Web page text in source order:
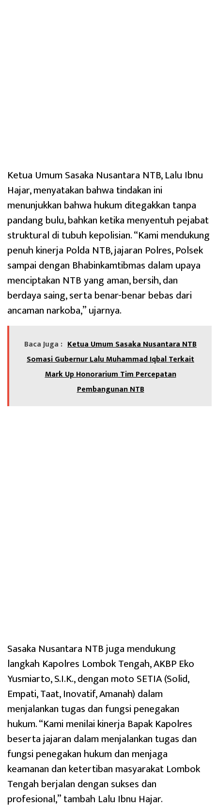
Ketua Umum Sasaka Nusantara NTB, Lalu Ibnu
Hajar, menyatakan bahwa tindakan ini
menunjukkan bahwa hukum ditegakkan tanpa
pandang bulu, bahkan ketika menyentuh pejabat
struktural di tubuh kepolisian. “Kami mendukung
penuh kinerja Polda NTB, jajaran Polres, Polsek
sampai dengan Bhabinkamtibmas dalam upaya
menciptakan NTB yang aman, bersih, dan
berdaya saing, serta benar-benar bebas dari
ancaman narkoba,” ujarnya.
Baca Juga : Ketua Umum Sasaka Nusantara NTB
Somasi Gubernur Lalu Muhammad Iqbal Terkait
Mark Up Honorarium Tim Percepatan
Pembangunan NTB
Sasaka Nusantara NTB juga mendukung
langkah Kapolres Lombok Tengah, AKBP Eko
Yusmiarto, S.I.K., dengan moto SETIA (Solid,
Empati, Taat, Inovatif, Amanah) dalam
menjalankan tugas dan fungsi penegakan
hukum. “Kami menilai kinerja Bapak Kapolres
beserta jajaran dalam menjalankan tugas dan
fungsi penegakan hukum dan menjaga
keamanan dan ketertiban masyarakat Lombok
Tengah berjalan dengan sukses dan
profesional,” tambah Lalu Ibnu Hajar.